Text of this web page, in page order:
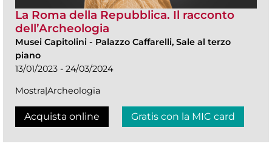
La Roma della Repubblica. Il racconto
dell’Archeologia
Musei Capitolini - Palazzo Caffarelli, Sale al terzo
piano
13/01/2023 - 24/03/2024
Mostra|Archeologia
Acquista online Gratis con la MIC card